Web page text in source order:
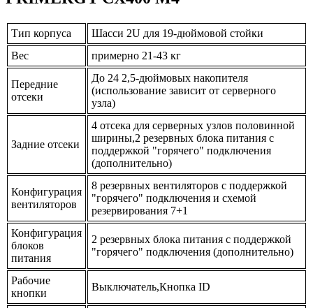
Тип корпуса
Шасси 2U для 19-дюймовой стойки
Вес
примерно 21-43 кг
Передние
отсеки
До 24 2,5-дюймовых накопителя
(использование зависит от серверного
узла)
Задние отсеки
4 отсека для серверных узлов половинной
ширины,2 резервных блока питания с
поддержкой "горячего" подключения
(дополнительно)
Конфигурация
вентиляторов
8 резервных вентиляторов с поддержкой
"горячего" подключения и схемой
резервирования 7+1
Конфигурация
блоков
питания
2 резервных блока питания с поддержкой
"горячего" подключения (дополнительно)
Рабочие
кнопки
Выключатель,Кнопка ID